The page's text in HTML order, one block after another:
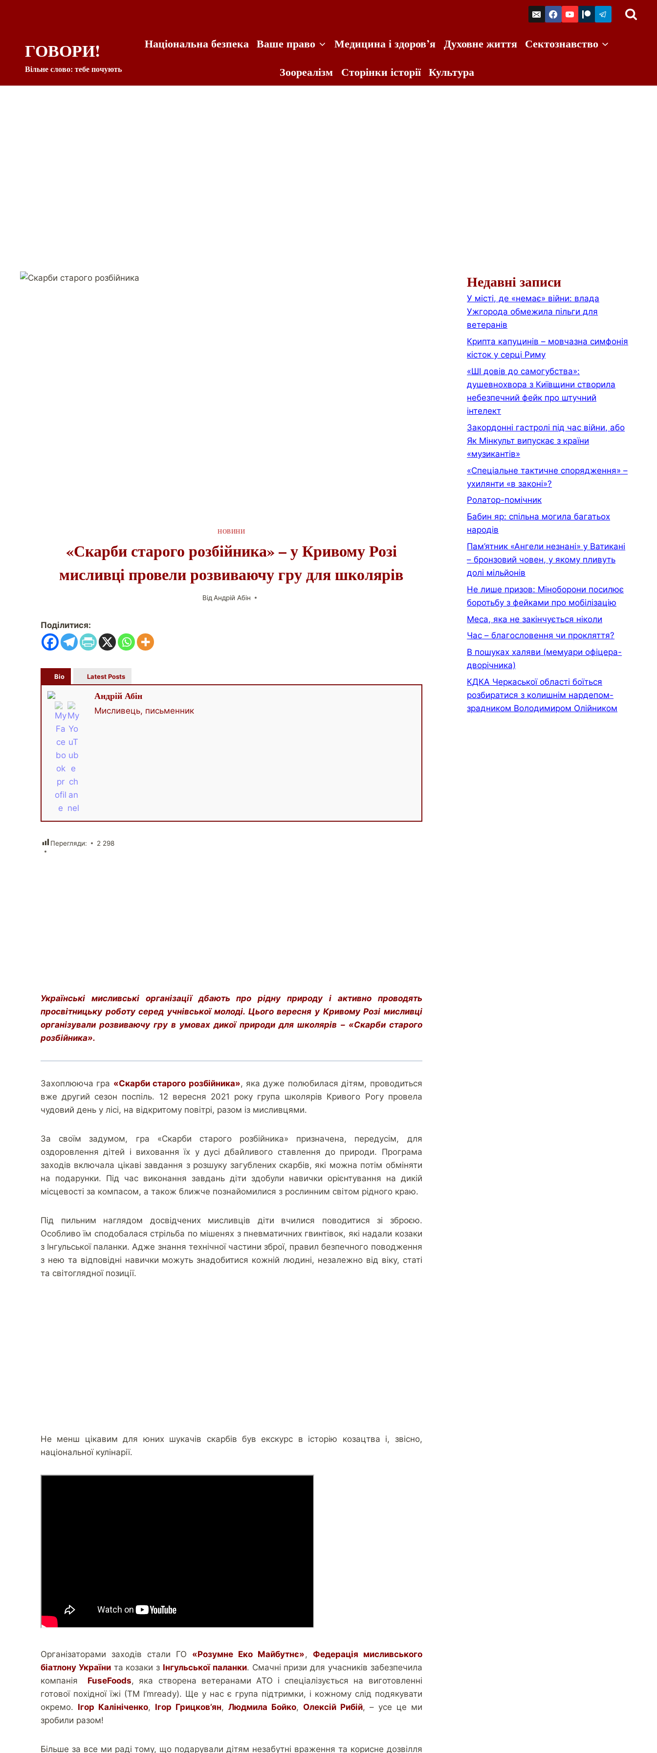
ГОВОРИ!
Вільне слово: тебе почують
Національна безпека Ваше право Медицина і здоров’я Духовне життя Сектознавство
Зоореалізм Сторінки історії Культура
НОВИНИ
«Скарби старого розбійника» – у Кривому Розі
мисливці провели розвиваючу гру для школярів
Від Андрій Абін
Поділитися:
Bio Latest Posts
Андрій Абін
Мисливець, письменник
Перегляди: 2 298
Українські мисливські організації дбають про рідну природу і активно проводять
просвітницьку роботу серед учнівської молоді. Цього вересня у Кривому Розі мисливці
організували розвиваючу гру в умовах дикої природи для школярів – «Скарби старого
розбійника».
Захоплююча гра «Скарби старого розбійника», яка дуже полюбилася дітям, проводиться
вже другий сезон поспіль. 12 вересня 2021 року група школярів Кривого Рогу провела
чудовий день у лісі, на відкритому повітрі, разом із мисливцями.
За своїм задумом, гра «Скарби старого розбійника» призначена, передусім, для
оздоровлення дітей і виховання їх у дусі дбайливого ставлення до природи. Програма
заходів включала цікаві завдання з розшуку загублених скарбів, які можна потім обміняти
на подарунки. Під час виконання завдань діти здобули навички орієнтування на дикій
місцевості за компасом, а також ближче познайомилися з рослинним світом рідного краю.
Під пильним наглядом досвідчених мисливців діти вчилися поводитися зі зброєю.
Особливо їм сподобалася стрільба по мішенях з пневматичних гвинтівок, які надали козаки
з Інгульської паланки. Адже знання технічної частини зброї, правил безпечного поводження
з нею та відповідні навички можуть знадобитися кожній людині, незалежно від віку, статі
та світоглядної позиції.
Не менш цікавим для юних шукачів скарбів був екскурс в історію козацтва і, звісно,
національної кулінарії.
Організаторами заходів стали ГО «Розумне Еко Майбутнє», Федерація мисливського
біатлону Українита козаки з Інгульської паланки. Смачні призи для учасників забезпечила
компанія FuseFoods, яка створена ветеранами АТО і спеціалізується на виготовленні
готової похідної їжі (ТМ I’mready). Ще у нас є група підтримки, і кожному слід подякувати
окремо. Ігор Калініченко, Ігор Грицков’ян, Людмила Бойко, Олексій Рибій, – усе це ми
зробили разом!
Більше за все ми раді тому, що подарували дітям незабутні враження та корисне дозвілля
Недавні записи
У місті, де «немає» війни: влада
Ужгорода обмежила пільги для
ветеранів
Крипта капуцинів – мовчазна симфонія
кісток у серці Риму
«ШІ довів до самогубства»:
душевнохвора з Київщини створила
небезпечний фейк про штучний
інтелект
Закордонні гастролі під час війни, або
Як Мінкульт випускає з країни
«музикантів»
«Спеціальне тактичне спорядження» –
ухилянти «в законі»?
Ролатор-помічник
Бабин яр: спільна могила багатьох
народів
Пам’ятник «Ангели незнані» у Ватикані
– бронзовий човен, у якому пливуть
долі мільйонів
Не лише призов: Міноборони посилює
боротьбу з фейками про мобілізацію
Меса, яка не закінчується ніколи
Час – благословення чи прокляття?
В пошуках халяви (мемуари офiцера-
дворiчника)
КДКА Черкаської області боїться
розбиратися з колишнім нардепом-
зрадником Володимиром Олійником